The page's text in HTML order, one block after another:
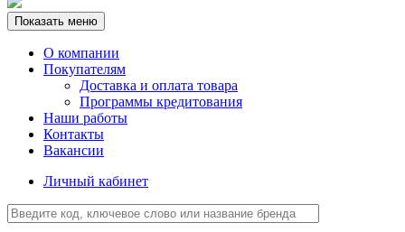
Показать меню
О компании
Покупателям
Доставка и оплата товара
Программы кредитования
Наши работы
Контакты
Вакансии
Личный кабинет